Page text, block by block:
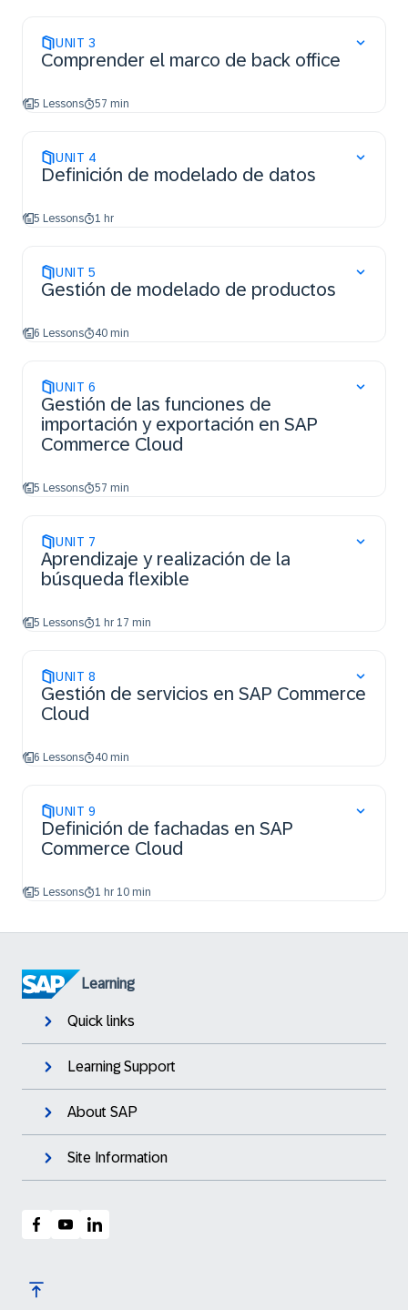
UNIT 3
Comprender el marco de back office
5 Lessons 57 min
UNIT 4
Definición de modelado de datos
5 Lessons 1 hr
UNIT 5
Gestión de modelado de productos
6 Lessons 40 min
UNIT 6
Gestión de las funciones de
importación y exportación en SAP
Commerce Cloud
5 Lessons 57 min
UNIT 7
Aprendizaje y realización de la
búsqueda flexible
5 Lessons 1 hr 17 min
UNIT 8
Gestión de servicios en SAP Commerce
Cloud
6 Lessons 40 min
UNIT 9
Definición de fachadas en SAP
Commerce Cloud
5 Lessons 1 hr 10 min
Learning
Quick links
Learning Support
About SAP
Site Information